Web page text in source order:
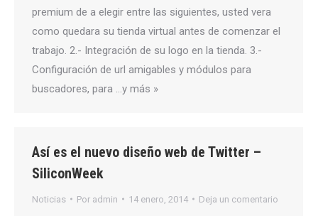
premium de a elegir entre las siguientes, usted vera
como quedara su tienda virtual antes de comenzar el
trabajo. 2.- Integración de su logo en la tienda. 3.-
Configuración de url amigables y módulos para
buscadores, para …y más »
Así es el nuevo diseño web de Twitter –
SiliconWeek
Noticias Por admin 14 enero, 2014 Deja un comentario